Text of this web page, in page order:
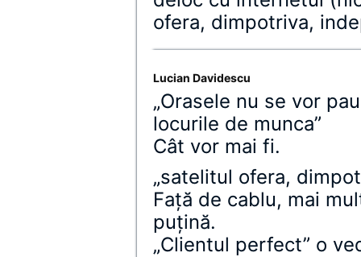
ofera, dimpotriva,
Lucian Davidescu
„Orasele nu se vor
locurile de munca”
Cât vor mai fi.
„satelitul ofera,
Faţă de cablu, mai
puţină.
„Clientul perfect” o